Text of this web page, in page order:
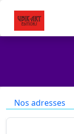
Nos adresses